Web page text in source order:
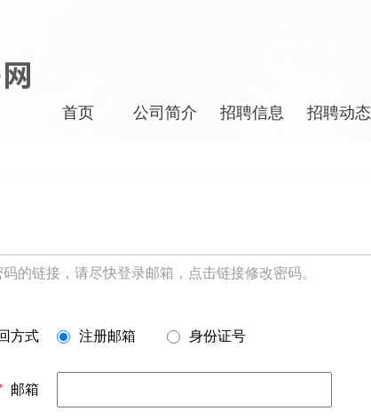
首页 公司简介 招聘信息 招聘动态
的链接，请尽快登录邮箱，点击链接修改密码。
方式 注册邮箱 身份证号
邮箱